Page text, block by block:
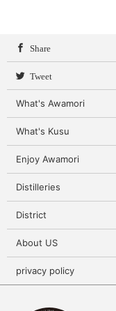
Share
Tweet
What's Awamori
What's Kusu
Enjoy Awamori
Distilleries
District
About US
privacy policy